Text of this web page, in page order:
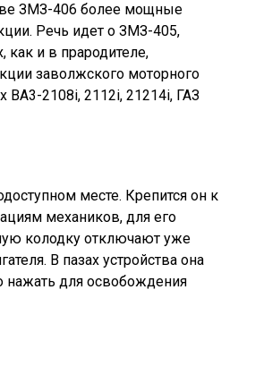
ЗМЗ-406 более мощные
Речь идет о ЗМЗ-405,
и в прародителе,
заволжского моторного
ВА3-2108i, 2112i, 21214i, ГАЗ
месте. Крепится он к
механиков, для его
колодку отключают уже
В пазах устройства она
нажать для освобождения